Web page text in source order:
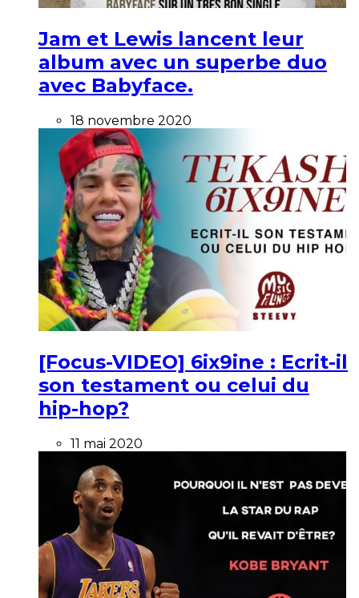
Jam et Lewis lancent leur
album avec un superbe duo
avec Babyface.
18 novembre 2020
[Focus-VIDEO] 6ix9ine : Ecrit-il
son testament ou celui du
hip-hop?
11 mai 2020